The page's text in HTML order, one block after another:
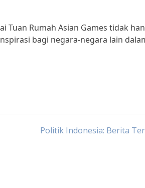
Tuan Rumah Asian Games tidak
bagi negara-negara lain
Politik Indonesia: Berita